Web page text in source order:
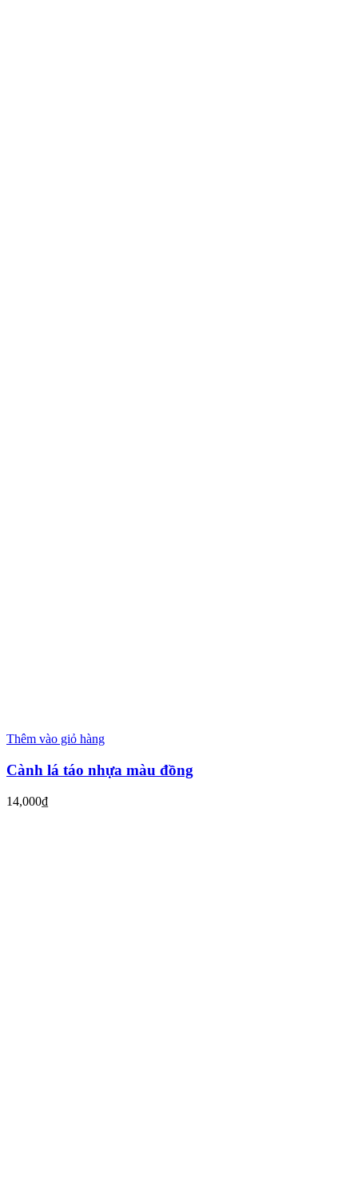
Thêm vào giỏ hàng
Cành lá táo nhựa màu đồng
14,000₫